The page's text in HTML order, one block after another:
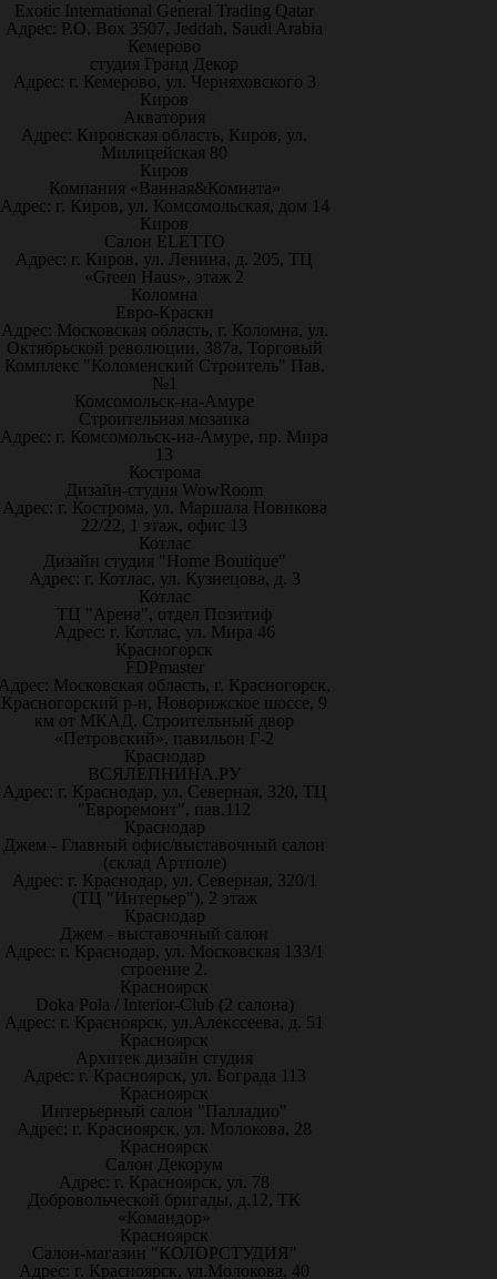
Exotic International General Trading Qatar
Адрес: P.O. Box 3507, Jeddah, Saudi Arabia
Кемерово
студия Гранд Декор
Адрес: г. Кемерово, ул. Черняховского 3
Киров
Акватория
Адрес: Кировская область, Киров, ул.
Милицейская 80
Киров
Компания «Ванная&Комната»
Адрес: г. Киров, ул. Комсомольская, дом 14
Киров
Салон ELETTO
Адрес: г. Киров, ул. Ленина, д. 205, ТЦ
«Green Haus», этаж 2
Коломна
Евро-Краски
Адрес: Московская область, г. Коломна, ул.
Октябрьской революции, 387а, Торговый
Комплекс "Коломенский Строитель" Пав.
№1
Комсомольск-на-Амуре
Строительная мозаика
Адрес: г. Комсомольск-на-Амуре, пр. Мира
13
Кострома
Дизайн-студия WowRoom
Адрес: г. Кострома, ул. Маршала Новикова
22/22, 1 этаж, офис 13
Котлас
Дизайн студия "Home Boutique"
Адрес: г. Котлас, ул. Кузнецова, д. 3
Котлас
ТЦ "Арена", отдел Позитиф
Адрес: г. Котлас, ул. Мира 46
Красногорск
FDPmaster
Московская область, г. Красногорск,
Красногорский р-н, Новорижское шоссе, 9
км от МКАД. Строительный двор
«Петровский», павильон Г-2
Краснодар
ВСЯЛЕПНИНА.РУ
Адрес: г. Краснодар, ул. Северная, 320, ТЦ
"Евроремонт", пав.112
Краснодар
Джем - Главный офис/выставочный салон
(склад Артполе)
Адрес: г. Краснодар, ул. Северная, 320/1
(ТЦ "Интерьер"), 2 этаж
Краснодар
Джем - выставочный салон
Адрес: г. Краснодар, ул. Московская 133/1
строение 2.
Красноярск
Doka Pola / Interior-Club (2 салона)
Адрес: г. Красноярск, ул.Алекссеева, д. 51
Красноярск
Архитек дизайн студия
Адрес: г. Красноярск, ул. Бограда 113
Красноярск
Интерьерный салон "Палладио"
Адрес: г. Красноярск, ул. Молокова, 28
Красноярск
Салон Декорум
Адрес: г. Красноярск, ул. 78
Добровольческой бригады, д.12, ТК
«Командор»
Красноярск
Салон-магазин "КОЛОРСТУДИЯ"
Адрес: г. Красноярск, ул.Молокова, 40